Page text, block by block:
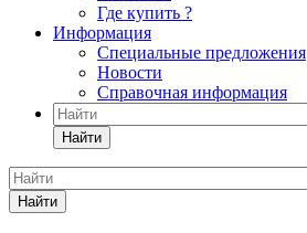
Где купить ?
Информация
Специальные предложения
Новости
Справочная информация
Найти
Найти